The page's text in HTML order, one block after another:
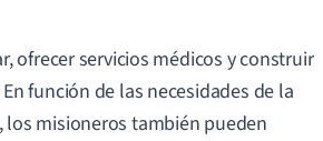
ofrecer servicios médicos y construir
función de las necesidades de la
misioneros también pueden